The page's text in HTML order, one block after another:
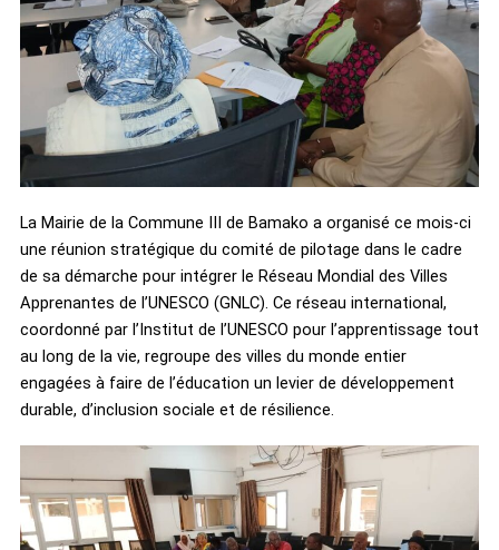
La Mairie de la Commune III de Bamako a organisé ce mois-ci
une réunion stratégique du comité de pilotage dans le cadre
de sa démarche pour intégrer le Réseau Mondial des Villes
Apprenantes de l’UNESCO (GNLC). Ce réseau international,
coordonné par l’Institut de l’UNESCO pour l’apprentissage tout
au long de la vie, regroupe des villes du monde entier
engagées à faire de l’éducation un levier de développement
durable, d’inclusion sociale et de résilience.